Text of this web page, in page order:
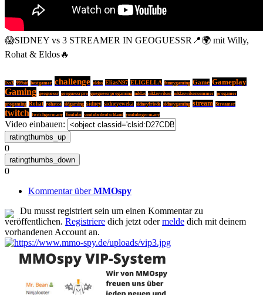
😱SIDNEY vs 3 STREAMER IN GEOGUESSR📍🌍 mit Willy,
Rohat & Eldos🔥
1vs3 999sid bestgamer challenge eldos EliasN97 ELIGELLA funnygaming Game Gameplay
Gaming geoguessr geoguessrpro gueguessrprogaming niklas niklaswilson niklaswilsonsommer progamer
progaming Rohat rohatce sidgaming sidney sidneyeweka sidneyfriede sidneygaming stream Streamer
twitch twitchgermany Youtube youtubedeutschland youtubegermany
Video einbauen:
0
0
Kommentar überMMOspy
Du musst registriert sein um einen Kommentar zu
veröffentlichen. Registriere dich jetzt odermelde dich mit deinem
vorhandenen Account an.